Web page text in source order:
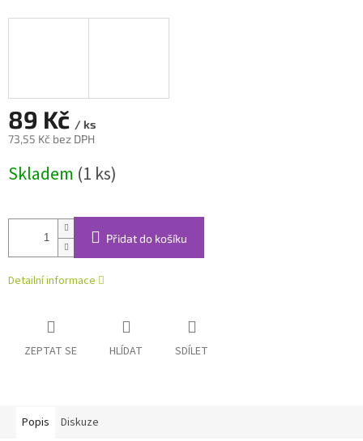
89 Kč / ks
73,55 Kč bez DPH
cena:
Skladem (1 ks)
Přidat do košíku
Detailní informace
ZEPTAT SE HLÍDAT SDÍLET
Popis Diskuze